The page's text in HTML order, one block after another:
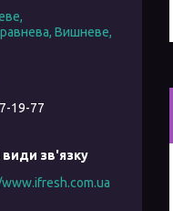
Вишневе,
19-77